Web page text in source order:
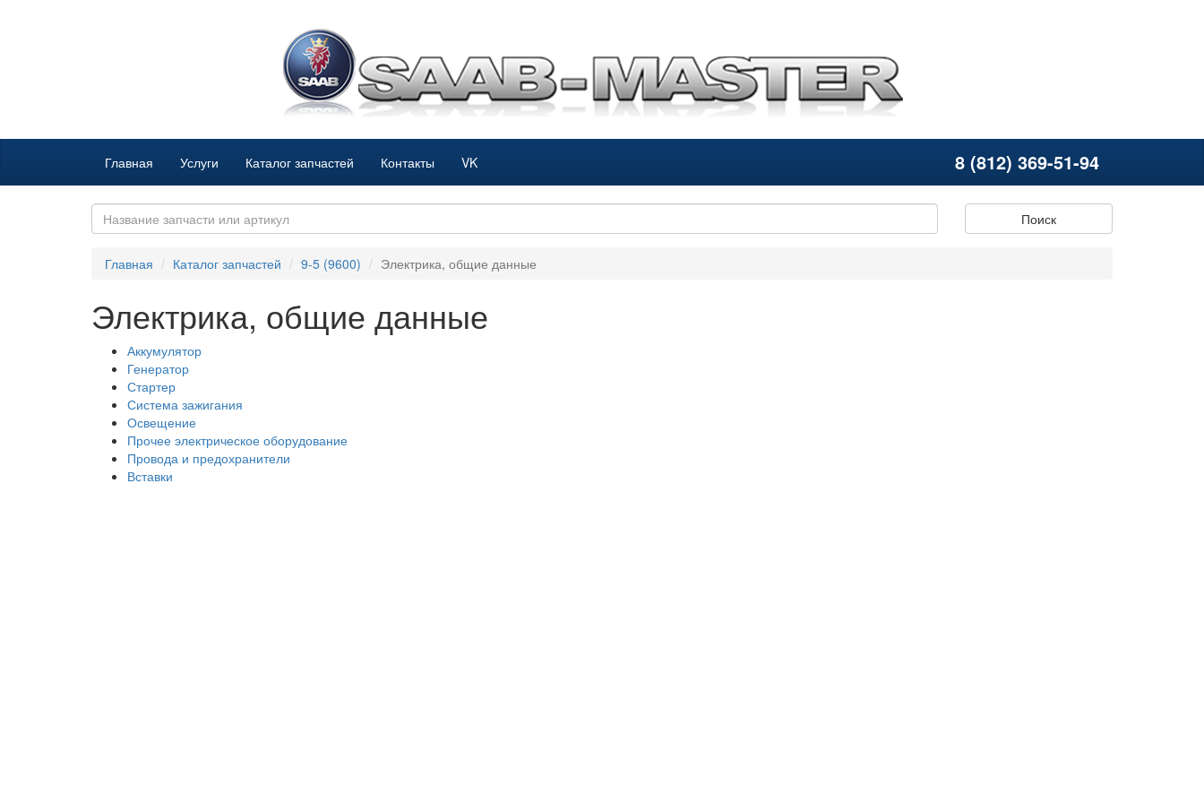
Главная Услуги Каталог запчастей Контакты VK 8 (812) 369-51-94
Поиск
Главная Каталог запчастей 9-5 (9600) Электрика, общие данные
Электрика, общие данные
Аккумулятор
Генератор
Стартер
Система зажигания
Освещение
Прочее электрическое оборудование
Провода и предохранители
Вставки